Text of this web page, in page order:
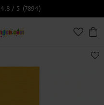
4.8 / 5 (7894)